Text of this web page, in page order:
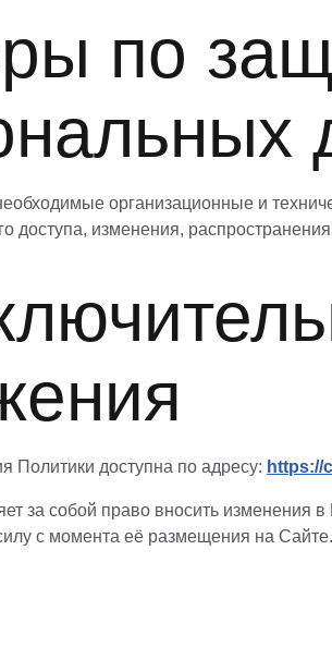
по
организационные и
доступа, изменения,
Политики доступна по адресу: https://
за собой право вносить изменения
с момента её размещения на Сайте.